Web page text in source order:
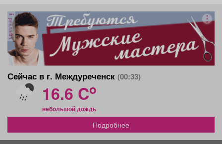
реклама
Сейчас в г. Междуреченск (00:33)
16.6 Co
небольшой дождь
Подробнее